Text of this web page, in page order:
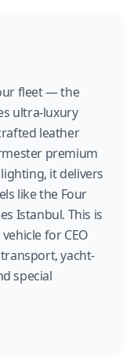
fleet — the
ultra-luxury
leather
premium
it delivers
like the Four
Istanbul. This is
for CEO
yacht-
special